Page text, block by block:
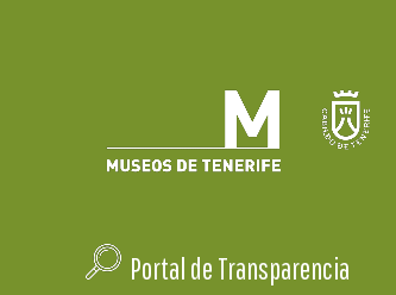
Portal de Transparencia